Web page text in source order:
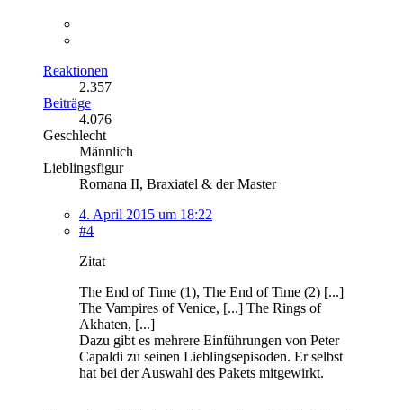
Reaktionen
2.357
Beiträge
4.076
Geschlecht
Männlich
Lieblingsfigur
Romana II, Braxiatel & der Master
4. April 2015 um 18:22
#4
Zitat
The End of Time (1), The End of Time (2) [...]
The Vampires of Venice, [...] The Rings of
Akhaten, [...]
Dazu gibt es mehrere Einführungen von Peter
Capaldi zu seinen Lieblingsepisoden. Er selbst
hat bei der Auswahl des Pakets mitgewirkt.